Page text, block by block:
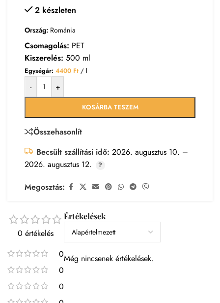
2 készleten
Ország: Románia
Csomagolás: PET
Kiszerelés: 500 ml
Egységár: 4400 Ft / l
- +
KOSÁRBA TESZEM
Összehasonlít
Becsült szállítási idő: 2026. augusztus 10. –
2026. augusztus 12.
Megosztás:
0 értékelés
0
0
0
Értékelések
Még nincsenek értékelések.